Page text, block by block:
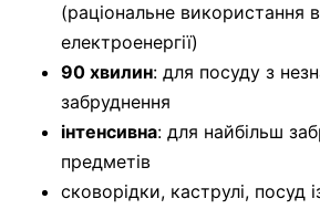
(раціональне використання
електроенергії)
90 хвилин: для посуду з
забруднення
інтенсивна: для найбільш
предметів
сковорідки, каструлі, посуд